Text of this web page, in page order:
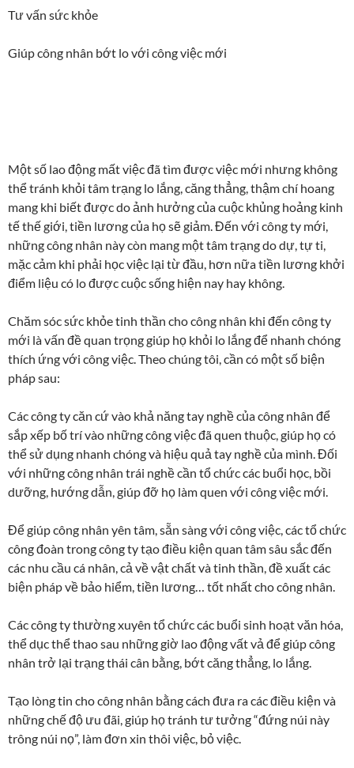
Tư vấn sức khỏe
Giúp công nhân bớt lo với công việc mới
Một số lao động mất việc đã tìm được việc mới nhưng không
thể tránh khỏi tâm trạng lo lắng, căng thẳng, thậm chí hoang
mang khi biết được do ảnh hưởng của cuộc khủng hoảng kinh
tế thế giới, tiền lương của họ sẽ giảm. Đến với công ty mới,
những công nhân này còn mang một tâm trạng do dự, tự ti,
mặc cảm khi phải học việc lại từ đầu, hơn nữa tiền lương khởi
điểm liệu có lo được cuộc sống hiện nay hay không.
Chăm sóc sức khỏe tinh thần cho công nhân khi đến công ty
mới là vấn đề quan trọng giúp họ khỏi lo lắng để nhanh chóng
thích ứng với công việc. Theo chúng tôi, cần có một số biện
pháp sau:
Các công ty căn cứ vào khả năng tay nghề của công nhân để
sắp xếp bố trí vào những công việc đã quen thuộc, giúp họ có
thể sử dụng nhanh chóng và hiệu quả tay nghề của mình. Đối
với những công nhân trái nghề cần tổ chức các buổi học, bồi
dưỡng, hướng dẫn, giúp đỡ họ làm quen với công việc mới.
Để giúp công nhân yên tâm, sẵn sàng với công việc, các tổ chức
công đoàn trong công ty tạo điều kiện quan tâm sâu sắc đến
các nhu cầu cá nhân, cả về vật chất và tinh thần, đề xuất các
biện pháp về bảo hiểm, tiền lương… tốt nhất cho công nhân.
Các công ty thường xuyên tổ chức các buổi sinh hoạt văn hóa,
thể dục thể thao sau những giờ lao động vất vả để giúp công
nhân trở lại trạng thái cân bằng, bớt căng thẳng, lo lắng.
Tạo lòng tin cho công nhân bằng cách đưa ra các điều kiện và
những chế độ ưu đãi, giúp họ tránh tư tưởng “đứng núi này
trông núi nọ”, làm đơn xin thôi việc, bỏ việc.